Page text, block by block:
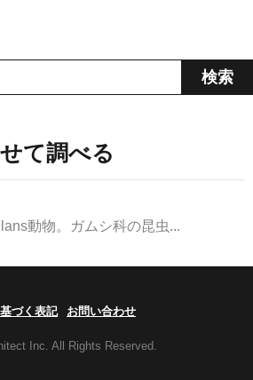
て調べる
動物。ガムシ科の昆虫...
づく表記 お問い合わせ
Inc. All Rights Reserved.